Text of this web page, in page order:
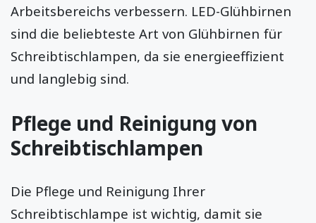
Arbeitsbereichs verbessern. LED-Glühbirnen
sind die beliebteste Art von Glühbirnen für
Schreibtischlampen, da sie energieeffizient
und langlebig sind.
Pflege und Reinigung von
Schreibtischlampen
Die Pflege und Reinigung Ihrer
Schreibtischlampe ist wichtig, damit sie